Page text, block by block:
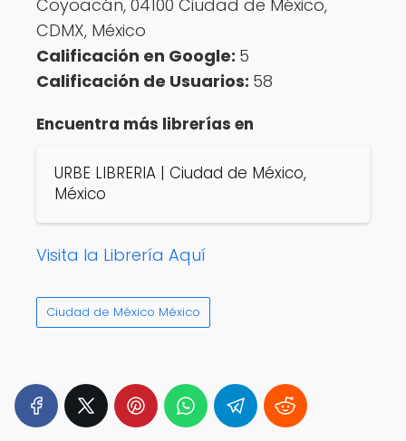
Coyoacán, 04100 Ciudad de México,
CDMX, México
Calificación en Google: 5
Calificación de Usuarios: 58
Encuentra más librerías en
URBE LIBRERIA | Ciudad de México,
México
Visita la Librería Aquí
Ciudad de México México